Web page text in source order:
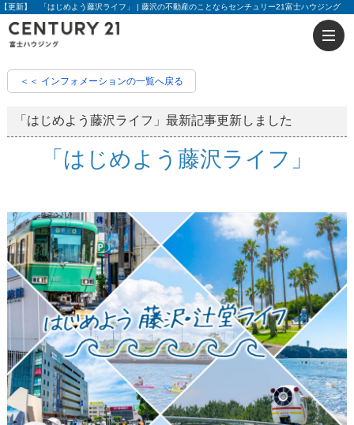
【更新】 「はじめよう藤沢ライフ」 | 藤沢の不動産のことならセンチュリー21富士ハウジング
＜＜ インフォメーションの一覧へ戻る
「はじめよう藤沢ライフ」最新記事更新しました
「はじめよう藤沢ライフ」